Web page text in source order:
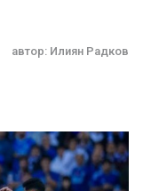
автор: Илиян Радков